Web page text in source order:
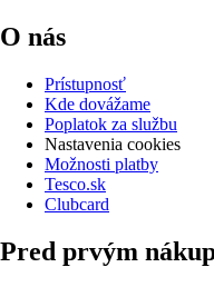
O nás
Prístupnosť
Kde dovážame
Poplatok za službu
Nastavenia cookies
Možnosti platby
Tesco.sk
Clubcard
Pred prvým